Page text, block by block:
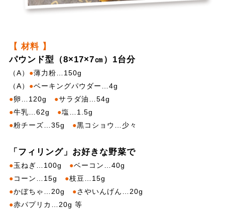
【 材料 】
パウンド型（8×17×7㎝）1台分
（A） ●薄力粉…150g
（A） ●ベーキングパウダー…4g
●卵…120g ●サラダ油…54g
●牛乳…62g ●塩…1.5g
●粉チーズ…35g ●黒コショウ…少々
「フィリング」お好きな野菜で
●玉ねぎ…100g ●ベーコン…40g
●コーン…15g ●枝豆…15g
●かぼちゃ…20g ●さやいんげん…20g
●赤パプリカ…20g 等